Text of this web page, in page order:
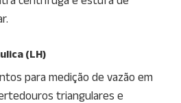
(LH)
para medição de vazão em
triangulares e